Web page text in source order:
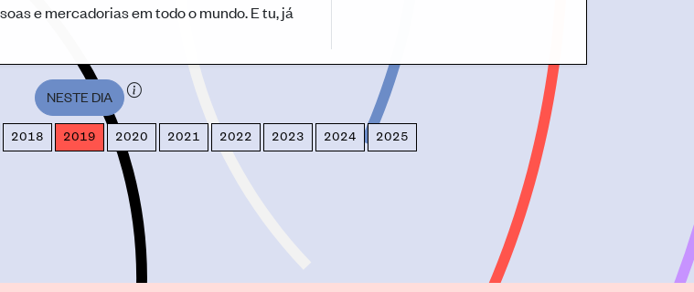
e mercadorias em todo o mundo. E tu, já
NESTE DIA
2018 2019 2020 2021 2022 2023 2024 2025